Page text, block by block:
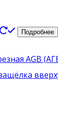
Подробнее